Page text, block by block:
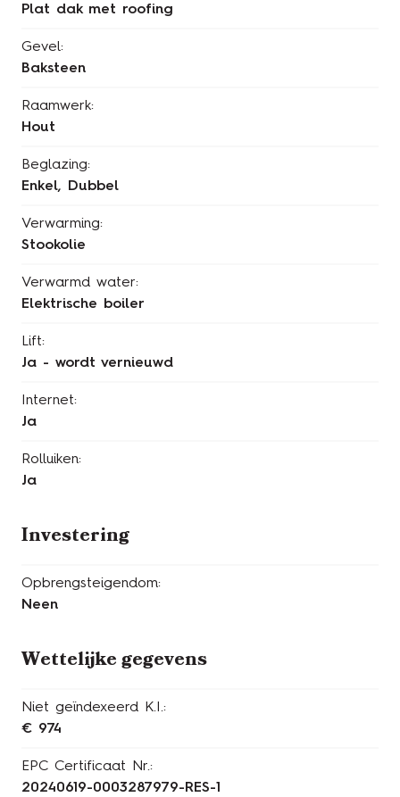
Plat dak met roofing
Gevel:
Baksteen
Raamwerk:
Hout
Beglazing:
Enkel, Dubbel
Verwarming:
Stookolie
Verwarmd water:
Elektrische boiler
Lift:
Ja - wordt vernieuwd
Internet:
Ja
Rolluiken:
Ja
Investering
Opbrengsteigendom:
Neen
Wettelijke gegevens
Niet geïndexeerd K.I.:
€ 974
EPC Certificaat Nr.:
20240619-0003287979-RES-1